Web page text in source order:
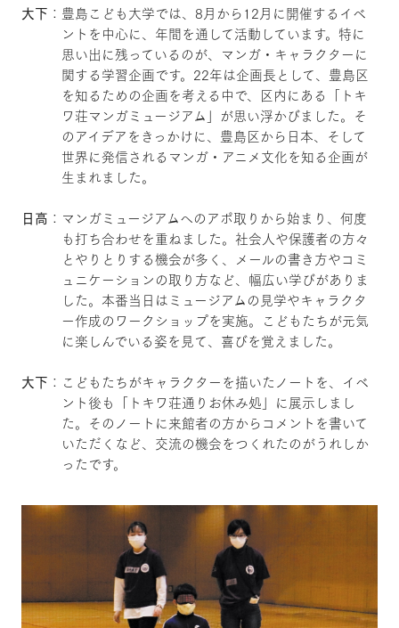
大下 ：豊島こども大学では、8月から12月に開催するイベ
ントを中心に、年間を通して活動しています。特に
思い出に残っているのが、マンガ・キャラクターに
関する学習企画です。22年は企画長として、豊島区
を知るための企画を考える中で、区内にある「トキ
ワ荘マンガミュージアム」が思い浮かびました。そ
のアイデアをきっかけに、豊島区から日本、そして
世界に発信されるマンガ・アニメ文化を知る企画が
生まれました。
日高 ：マンガミュージアムへのアポ取りから始まり、何度
も打ち合わせを重ねました。社会人や保護者の方々
とやりとりする機会が多く、メールの書き方やコミ
ュニケーションの取り方など、幅広い学びがありま
した。本番当日はミュージアムの見学やキャラクタ
ー作成のワークショップを実施。こどもたちが元気
に楽しんでいる姿を見て、喜びを覚えました。
大下 ：こどもたちがキャラクターを描いたノートを、イベ
ント後も「トキワ荘通りお休み処」に展示しまし
た。そのノートに来館者の方からコメントを書いて
いただくなど、交流の機会をつくれたのがうれしか
ったです。